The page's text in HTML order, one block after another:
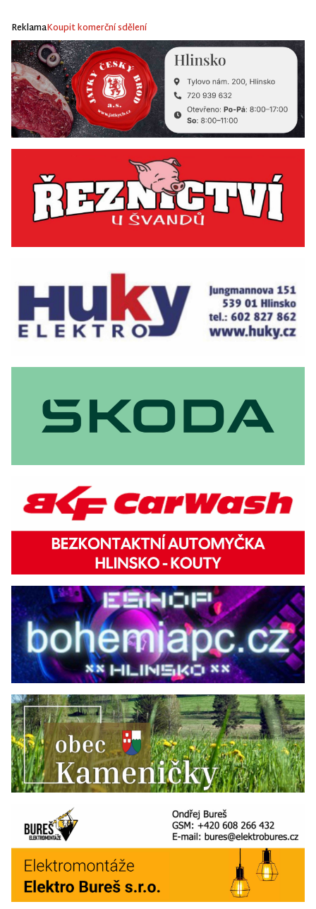
ReklamaKoupit komerční sdělení